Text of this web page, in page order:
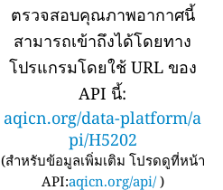
ตรวจสอบคุณภาพอากาศนี้
สามารถเข้าถึงได้โดยทาง
โปรแกรมโดยใช้ URL ของ
API นี้:
aqicn.org/data-platform/a
pi/H5202
(สำหรับข้อมูลเพิ่มเติม โปรดดูที่หน้า
API:aqicn.org/api/ )